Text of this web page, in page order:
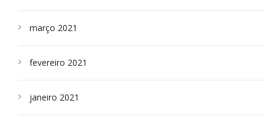
março 2021
fevereiro 2021
janeiro 2021